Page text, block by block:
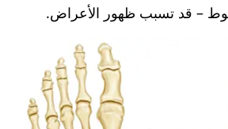
– قد تسبب ظهور الأعراض.